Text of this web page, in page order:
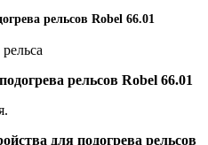
рельсов Robel 66.01
рельсов Robel 66.01
для подогрева рельсов